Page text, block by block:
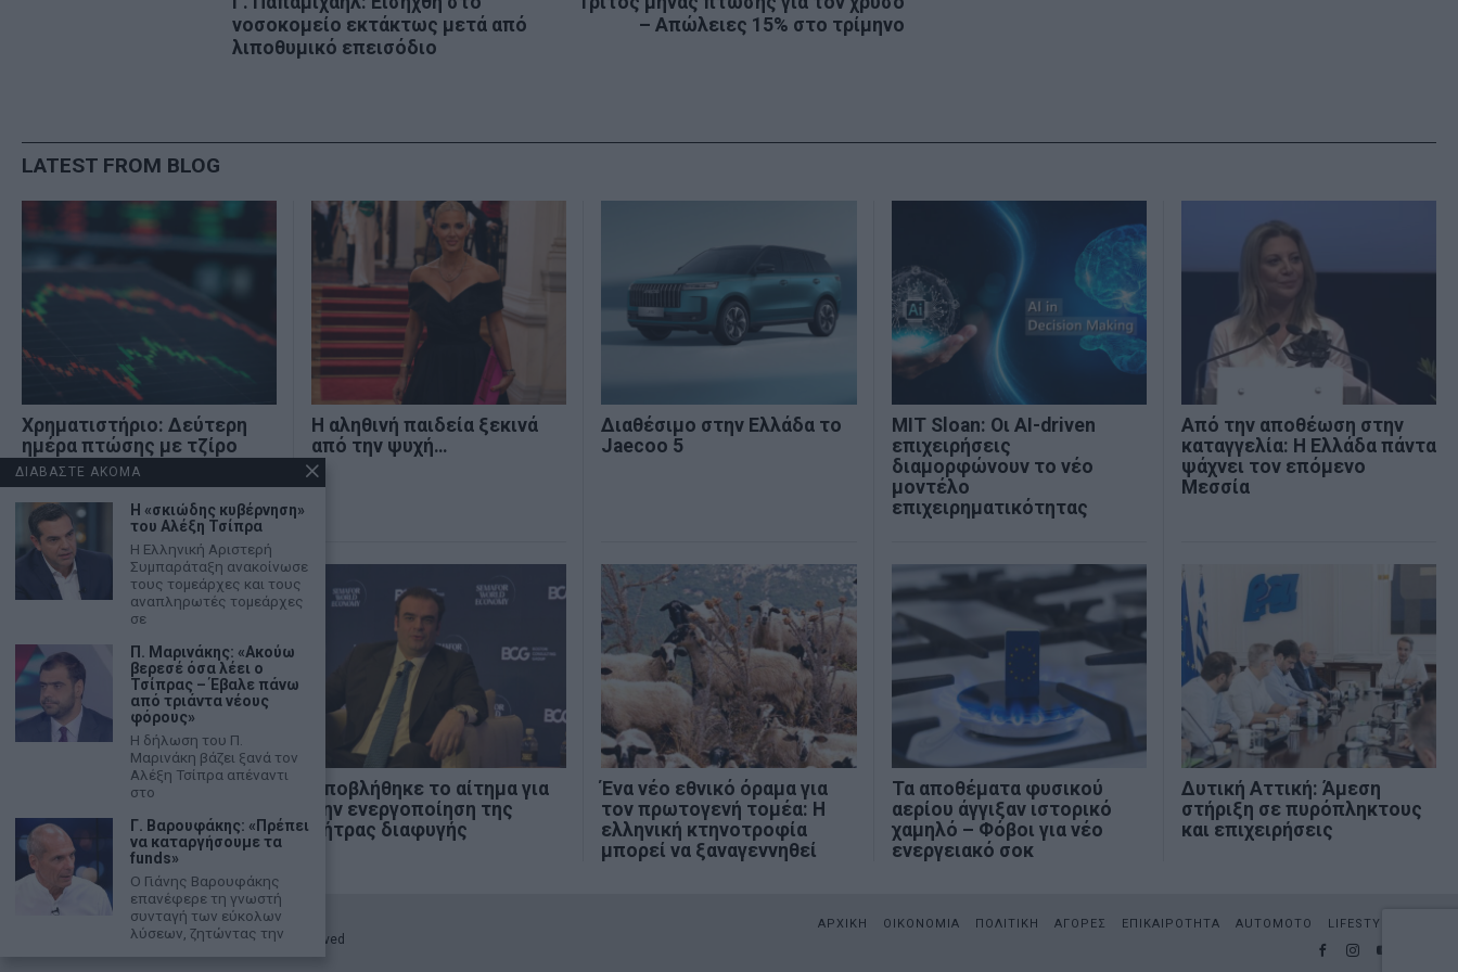
άρθρων
post:
νοσοκομείο εκτάκτως μετά από
λιποθυμικό επεισόδιο
post:
– Απώλειες 15% στο τρίμηνο
LATEST FROM BLOG
Χρηματιστήριο: Δεύτερη
ημέρα πτώσης με τζίρο
€320 εκατ.
Η αληθινή παιδεία ξεκινά
από την ψυχή…
Διαθέσιμο στην Ελλάδα το
Jaecoo 5
MIT Sloan: Οι AI-driven
επιχειρήσεις
διαμορφώνουν το νέο
μοντέλο
επιχειρηματικότητας
Από την αποθέωση στην
καταγγελία: Η Ελλάδα πάντα
ψάχνει τον επόμενο
Μεσσία
UBS: Επενδυτική ευκαιρία
Πρώτη επιλογή οι
τράπεζες
Υποβλήθηκε το αίτημα για
την ενεργοποίηση της
ρήτρας διαφυγής
Ένα νέο εθνικό όραμα για
τον πρωτογενή τομέα: Η
ελληνική κτηνοτροφία
μπορεί να ξαναγεννηθεί
Τα αποθέματα φυσικού
αερίου άγγιξαν ιστορικό
χαμηλό – Φόβοι για νέο
ενεργειακό σοκ
Δυτική Αττική: Άμεση
στήριξη σε πυρόπληκτους
και επιχειρήσεις
- marketnews.gr - All Rights Reserved
ΑΡΧΙΚΗ ΟΙΚΟΝΟΜΙΑ ΠΟΛΙΤΙΚΗ ΑΓΟΡΕΣ ΕΠΙΚΑΙΡΟΤΗΤΑ AUTOMOTO LIFESTYLE
ΔΙΑΒΑΣΤΕ ΑΚΟΜΑ
Η «σκιώδης κυβέρνηση»
του Αλέξη Τσίπρα
Η Ελληνική Αριστερή
Συμπαράταξη ανακοίνωσε
τους τομεάρχες και τους
αναπληρωτές τομεάρχες
σε
Π. Μαρινάκης: «Ακούω
βερεσέ όσα λέει ο
Τσίπρας – Έβαλε πάνω
από τριάντα νέους
φόρους»
Η δήλωση του Π.
Μαρινάκη βάζει ξανά τον
Αλέξη Τσίπρα απέναντι
στο
Γ. Βαρουφάκης: «Πρέπει
να καταργήσουμε τα
funds»
Ο Γιάνης Βαρουφάκης
επανέφερε τη γνωστή
συνταγή των εύκολων
λύσεων, ζητώντας την